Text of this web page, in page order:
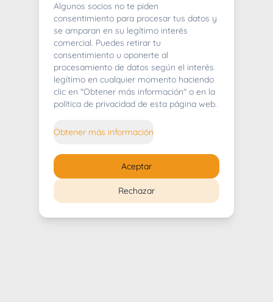
404
Whoops! Lo sentimos mucho.
Algunos socios no te piden
consentimiento para procesar tus datos y
se amparan en su legítimo interés
comercial. Puedes retirar tu
consentimiento u oponerte al
procesamiento de datos según el interés
legítimo en cualquier momento haciendo
clic en "Obtener más información" o en la
política de privacidad de esta página web.
Obtener más información
Rechazar
Aceptar